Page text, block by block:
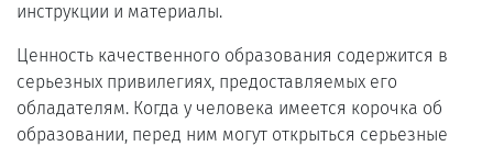
инструкции и материалы.
Ценность качественного образования содержится в
серьезных привилегиях, предоставляемых его
обладателям. Когда у человека имеется корочка об
образовании, перед ним могут открыться серьезные